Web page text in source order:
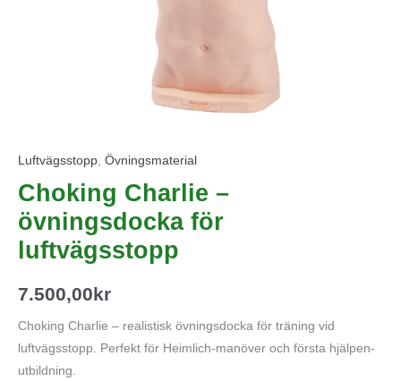
Luftvägsstopp, Övningsmaterial
Choking Charlie –
övningsdocka för
luftvägsstopp
7.500,00kr
Choking Charlie – realistisk övningsdocka för träning vid
luftvägsstopp. Perfekt för Heimlich-manöver och första hjälpen-
utbildning.